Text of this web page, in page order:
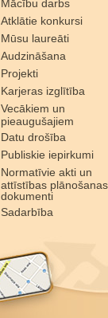
Mācību darbs
Atklātie konkursi
Mūsu laureāti
Audzināšana
Projekti
Karjeras izglītība
Vecākiem un
pieaugušajiem
Datu drošība
Publiskie iepirkumi
Normatīvie akti un
attīstības plānošanas
dokumenti
Sadarbība